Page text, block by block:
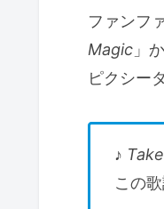
ファンフ
Magic 」
ピクシー
♪
この